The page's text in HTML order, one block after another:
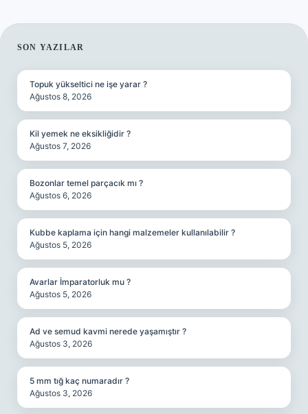
SIDEBAR
SON YAZILAR
Topuk yükseltici ne işe yarar ?
Ağustos 8, 2026
Kil yemek ne eksikliğidir ?
Ağustos 7, 2026
Bozonlar temel parçacık mı ?
Ağustos 6, 2026
Kubbe kaplama için hangi malzemeler kullanılabilir ?
Ağustos 5, 2026
Avarlar İmparatorluk mu ?
Ağustos 5, 2026
Ad ve semud kavmi nerede yaşamıştır ?
Ağustos 3, 2026
5 mm tığ kaç numaradır ?
Ağustos 3, 2026